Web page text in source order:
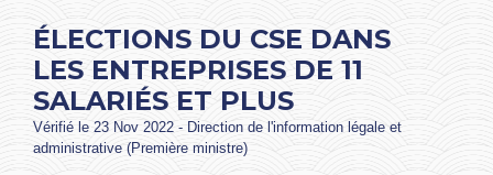
ÉLECTIONS DU CSE DANS
LES ENTREPRISES DE 11
SALARIÉS ET PLUS
Vérifié le 23 Nov 2022 - Direction de l'information légale et
administrative (Première ministre)